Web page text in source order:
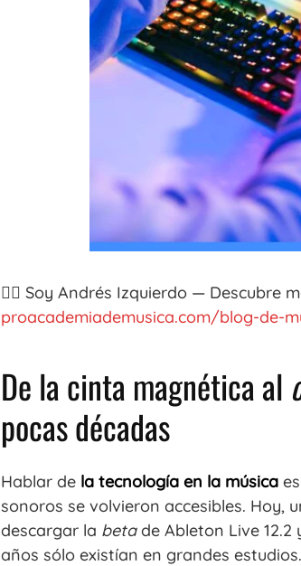
👉🏼 Soy Andrés Izquierdo — Descubre
proacademiademusica.com/blog-de-
De la cinta magnética al
pocas décadas
Hablar de la tecnología en la música
sonoros se volvieron accesibles. Hoy,
descargar la betade Ableton Live 12.2
años sólo existían en grandes